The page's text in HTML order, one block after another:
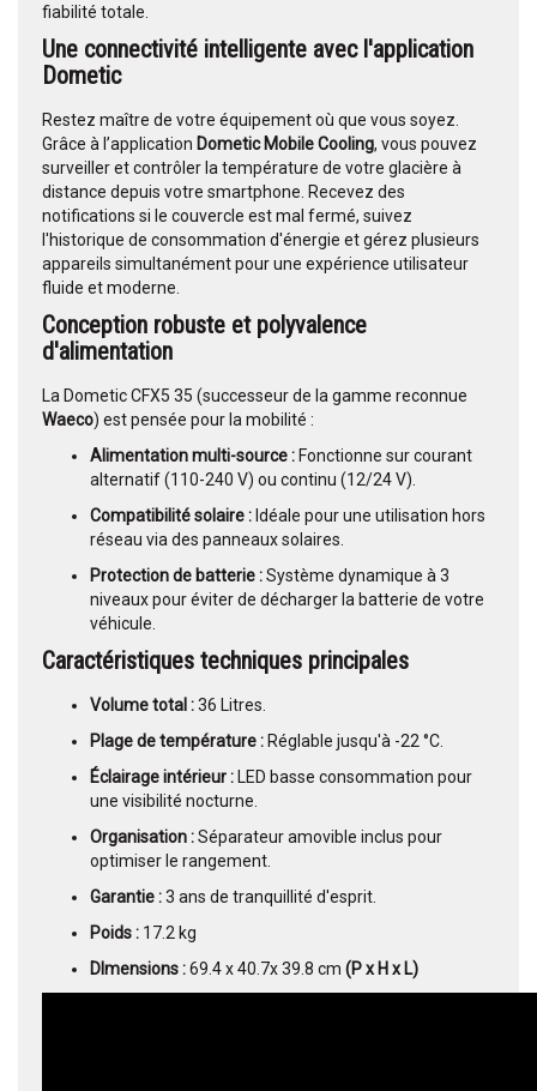
fiabilité totale.
Une connectivité intelligente avec l'application
Dometic
Restez maître de votre équipement où que vous soyez.
Grâce à l’application Dometic Mobile Cooling, vous pouvez
surveiller et contrôler la température de votre glacière à
distance depuis votre smartphone. Recevez des
notifications si le couvercle est mal fermé, suivez
l'historique de consommation d'énergie et gérez plusieurs
appareils simultanément pour une expérience utilisateur
fluide et moderne.
Conception robuste et polyvalence
d'alimentation
La Dometic CFX5 35 (successeur de la gamme reconnue
Waeco) est pensée pour la mobilité :
Alimentation multi-source : Fonctionne sur courant
alternatif (110-240 V) ou continu (12/24 V).
Compatibilité solaire : Idéale pour une utilisation hors
réseau via des panneaux solaires.
Protection de batterie :Système dynamique à 3
niveaux pour éviter de décharger la batterie de votre
véhicule.
Caractéristiques techniques principales
Volume total :36 Litres.
Plage de température : Réglable jusqu'à -22 °C.
Éclairage intérieur : LED basse consommation pour
une visibilité nocturne.
Organisation :Séparateur amovible inclus pour
optimiser le rangement.
Garantie :3 ans de tranquillité d'esprit.
Poids : 17.2 kg
DImensions :69.4 x 40.7x 39.8 cm (P x H x L)